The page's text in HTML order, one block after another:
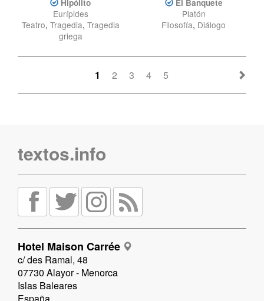
Hipólito
Eurípides
Teatro, Tragedia, Tragedia
griega
El Banquete
Platón
Filosofía, Diálogo
1 2 3 4 5
textos.info
Hotel Maison Carrée
c/ des Ramal, 48
07730 Alayor - Menorca
Islas Baleares